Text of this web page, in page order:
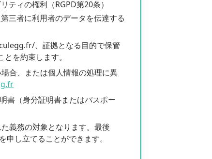
ティの権利（RGPD第20条）
三者に利用者のデータを伝達する
、証拠となる目的で保管
を約束します。
合、または個人情報の処理に異
書（身分証明書またはパスポー
義務の対象となります。最後
し立てることができます。